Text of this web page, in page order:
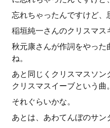
忘れちゃったんですけど、
稲垣純一さんのクリスマス
秋元康さんが作詞をやっ
ね。
あと同じくクリスマスソ
クリスマスイーブという曲。
それぐらいかな。
あとは、あわてんぼのサン